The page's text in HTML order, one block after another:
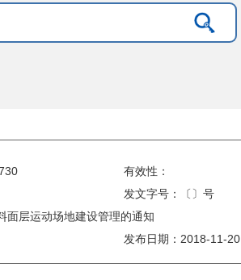
有效性：
发文字号：〔〕号
面层运动场地建设管理的通知
发布日期： 2018-11-20